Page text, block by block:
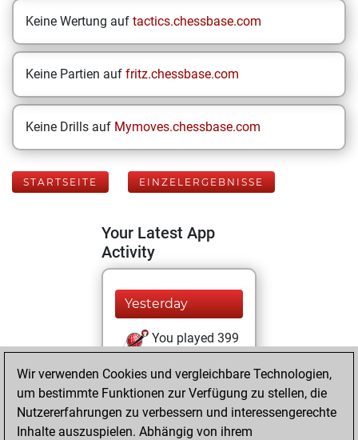
Keine Wertung auf tactics.chessbase.com
Keine Partien auf fritz.chessbase.com
Keine Drills auf Mymoves.chessbase.com
STARTSEITE EINZELERGEBNISSE
Your Latest App
Activity
Yesterday
You played 399
You scored
+218 =21 -160 in
blitz
Wir verwenden Cookies und vergleichbare Technologien,
um bestimmte Funktionen zur Verfügung zu stellen, die
Nutzererfahrungen zu verbessern und interessengerechte
Inhalte auszuspielen. Abhängig von ihrem